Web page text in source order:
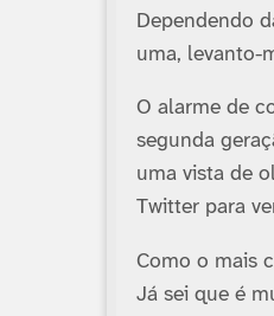
Dependendo
uma, levanto-
O alarme de
segunda
uma vista de
Twitter para
Como o mais
Já sei que é